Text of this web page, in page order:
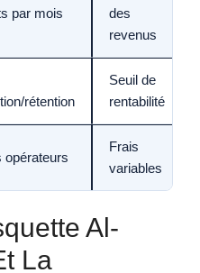
par mois
des
revenus
rétention
Seuil de
rentabilité
opérateurs
Frais
variables
Al-
La